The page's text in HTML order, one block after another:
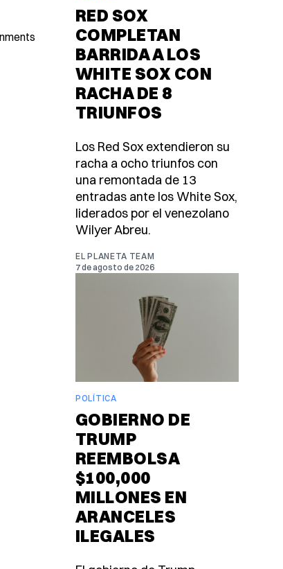
RED SOX
COMPLETAN
BARRIDA A LOS
WHITE SOX CON
RACHA DE 8
TRIUNFOS
Los Red Sox extendieron su
racha a ocho triunfos con
una remontada de 13
entradas ante los White Sox,
liderados por el venezolano
Wilyer Abreu.
EL PLANETA TEAM
7 de agosto de 2026
POLÍTICA
GOBIERNO DE
TRUMP
REEMBOLSA
$100,000
MILLONES EN
ARANCELES
ILEGALES